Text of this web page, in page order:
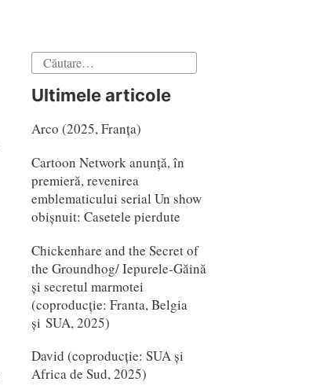
Caută
Ultimele articole
Arco (2025, Franța)
Cartoon Network anunță, în
premieră, revenirea
emblematicului serial Un show
obișnuit: Casetele pierdute
Chickenhare and the Secret of
the Groundhog/ Iepurele-Găină
și secretul marmotei
(coproducție: Franta, Belgia
și SUA, 2025)
David (coproducție: SUA și
Africa de Sud, 2025)